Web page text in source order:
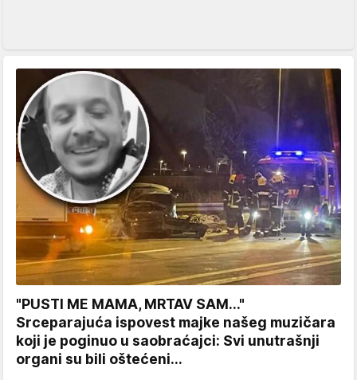
"PUSTI ME MAMA, MRTAV SAM..."
Srceparajuća ispovest majke našeg muzičara
koji je poginuo u saobraćajci: Svi unutrašnji
organi su bili oštećeni...